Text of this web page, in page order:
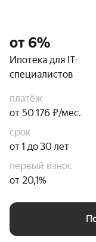
от 6%
Ипотека для IT-
специалистов
платёж
от 50 176 ₽/мес.
срок
от 1 до 30 лет
первый взнос
от 20,1%